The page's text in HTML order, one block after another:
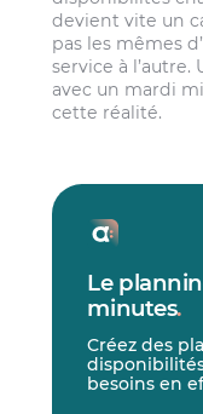
devient vite un
pas les mêmes
service à l’autre.
avec un mardi
cette réalité.
Le
minutes.
Créez des
besoins en